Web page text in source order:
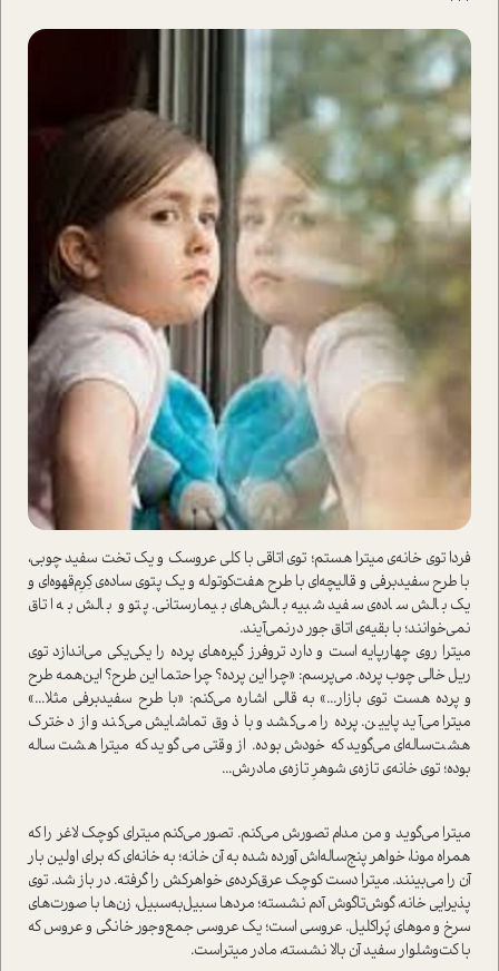
فردا توی خانه‌ی میترا هستم؛ توی اتاقی با کلی عروسک و یک تخت سفید چوبی،
با طرح سفیدبرفی و قالیچه‌ای با طرح هفت‌کوتوله و یک پتوی ساده‌ی کِرِم‌قهوه‌ای و
یک بالش ساده‌ی سفید شبیه بالش‌های بیمارستانی. پتو و بالش به اتاق
نمی‌خوانند؛ با بقیه‌ی اتاق جور در‌نمی‌آیند.
میترا روی چهارپایه ا‌ست و دارد تروفرز گیره‌های پرده را یکی‌یکی می‌اندازد توی
ریل خالی چوب پرده. می‌پرسم: «چرا این پرده؟ چرا حتما این طرح؟ این‌همه طرح
و پرده هست توی بازار...» به قالی اشاره می‌کنم: «با طرح سفیدبرفی مثلا...»
میترا می‌آید پایین. پرده را می‌کشد و با ذوق تماشایش می‌کند و از دخترک
هشت‌ساله‌ای می‌گوید که خودش بوده. از وقتی می‌گوید که میترا هشت‌ساله
بوده؛ توی خانه‌ی تازه‌ی شوهرِ تازه‌ی مادرش...
میترا می‌گوید و من مدام تصورش می‌کنم. تصور می‌کنم میترای کوچک لاغر را که
همراه مونا، خواهر پنج‌ساله‌اش آورده شده به آن خانه؛ به خانه‌ای که برای اولین بار
آن را می‌بینند. میترا دست کوچک عرق‌کرده‌ی خواهرکش را گرفته. در باز شد. توی
پذیرایی خانه، گوش‌تاگوش آدم نشسته؛ مردها سبیل‌به‌سبیل، زن‌ها با صورت‌های
سرخ و موهای پُراکلیل. عروسی ا‌ست؛ یک عروسی جمع‌وجور خانگی و عروس که
با کت‌وشلوار سفید آن بالا نشسته، مادر میترا‌ست.